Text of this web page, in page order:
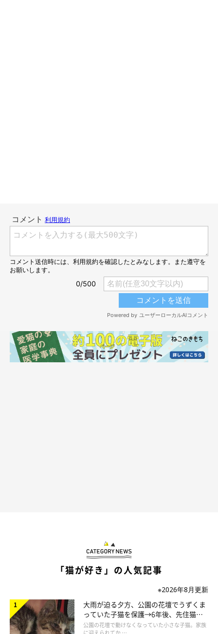
「猫が好き」の人気記事
※2026年8月更新
大雨が迫る夕方、公園の花壇でうずくま
っていた子猫を保護→6年後、先住猫
と“姉妹”のような関係に
公園の花壇で動けなくなっていた小さな子猫。家族